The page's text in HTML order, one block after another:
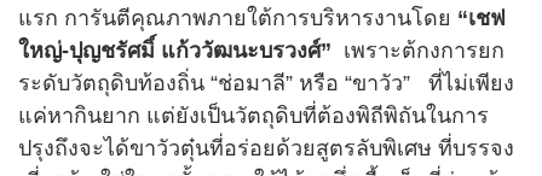
แรก การันตีคุณภาพภายใต้การบริหารงานโดย “เชฟ
ใหญ่-ปุญชรัศมิ์ แก้ววัฒนะบรวงศ์” เพราะต้กงการยก
ระดับวัตถุดิบท้องถิ่น “ช่อมาลี” หรือ “ขาวัว” ที่ไม่เพียง
แค่หากินยาก แต่ยังเป็นวัตถุดิบที่ต้องพิถีพิถันในการ
ปรุงถึงจะได้ขาวัวตุ๋นที่อร่อยด้วยสูตรลับพิเศษ ที่บรรจง